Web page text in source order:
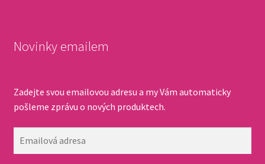
Novinky emailem
Zadejte svou emailovou adresu a my Vám automaticky
pošleme zprávu o nových produktech.